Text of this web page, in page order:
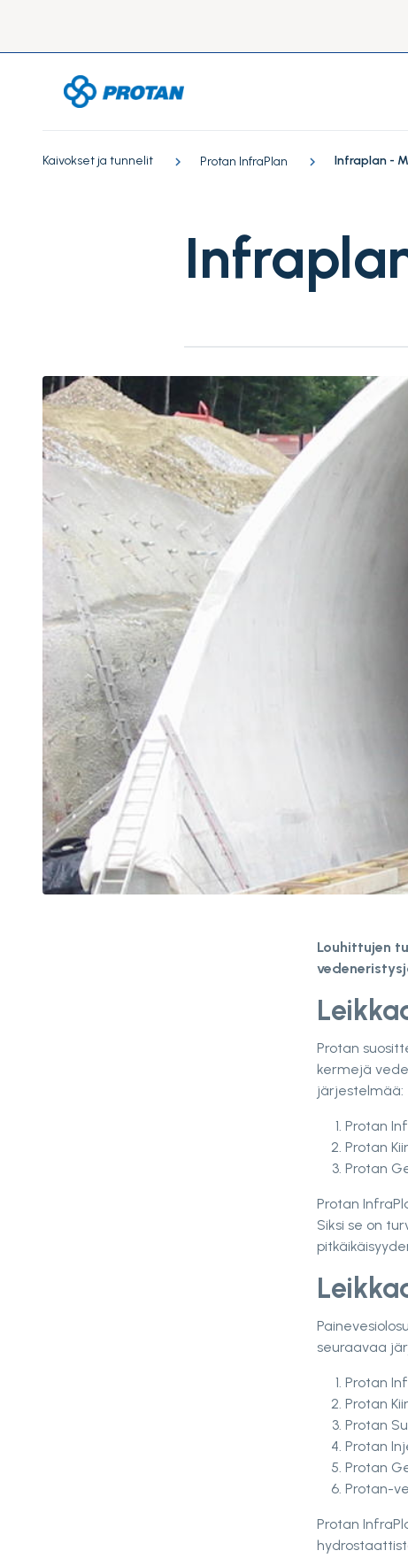
Kaivokset ja tunnelit Protan InfraPlan Infraplan -
Louhittujen
Protan
kermejä
järjestelmää:
Protan
Protan
Protan
Protan
Siksi se on
seuraavaa
Protan
Protan
Protan
Protan
Protan
Protan-
Protan